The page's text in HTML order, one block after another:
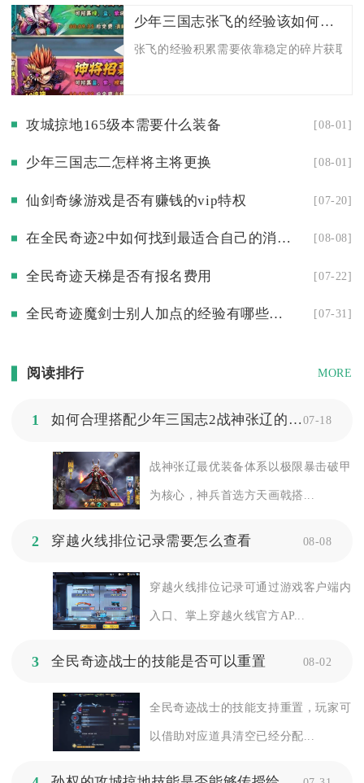
少年三国志张飞的经验该如何积累和运用
张飞的经验积累需要依靠稳定的碎片获取
攻城掠地165级本需要什么装备 [08-01]
少年三国志二怎样将主将更换 [08-01]
仙剑奇缘游戏是否有赚钱的vip特权 [07-20]
在全民奇迹2中如何找到最适合自己的消费方式 [08-08]
全民奇迹天梯是否有报名费用 [07-22]
全民奇迹魔剑士别人加点的经验有哪些值得参考 [07-31]
阅读排行 MORE
1 如何合理搭配少年三国志2战神张辽的装备与宝物07-18
战神张辽最优装备体系以极限暴击破甲
为核心，神兵首选方天画戟搭...
2 穿越火线排位记录需要怎么查看 08-08
穿越火线排位记录可通过游戏客户端内
入口、掌上穿越火线官方AP...
3 全民奇迹战士的技能是否可以重置 08-02
全民奇迹战士的技能支持重置，玩家可
以借助对应道具清空已经分配...